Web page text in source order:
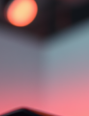
Details zu den
ist eine
in DCI 4K-
“I” steht für